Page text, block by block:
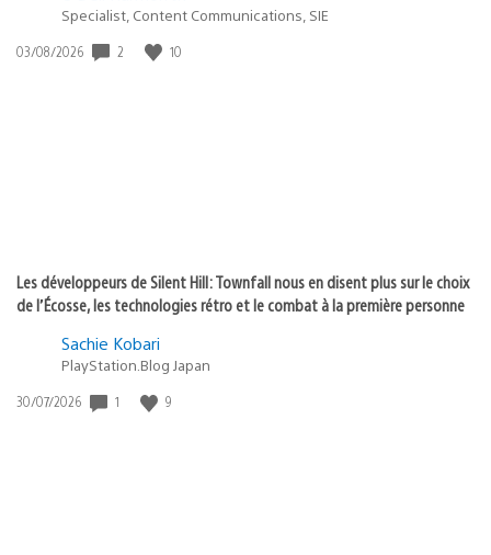
Specialist, Content Communications, SIE
Date
03/08/2026 2 10
Les développeurs de Silent Hill: Townfall nous en disent plus sur le choix
de l’Écosse, les technologies rétro et le combat à la première personne
Sachie Kobari
PlayStation.Blog Japan
Date
30/07/2026 1 9